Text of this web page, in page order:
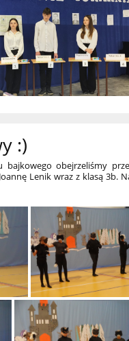
:)
bajkowego obejrzeliśmy
Lenik wraz z klasą 3b.